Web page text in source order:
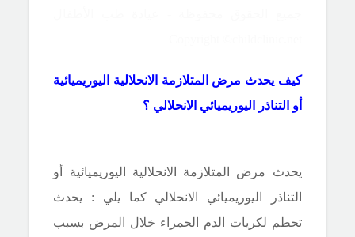
كيف يحدث مرض المتلازمة الانحلالية اليوريميائية
أو التناذر اليوريميائي الانحلالي ؟
يحدث مرض المتلازمة الانحلالية اليوريميائية أو
التناذر اليوريميائي الانحلالي كما يلي : يحدث
تحطم لكريات الدم الحمراء خلال المرض بسبب